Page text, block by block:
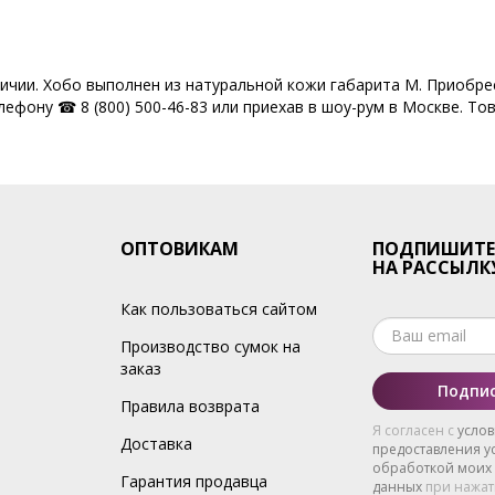
Хобо выполнен из натуральной кожи габарита M.
☎ 8 (800) 500-46-83 или приехав в шоу-рум в Москве.
ОПТОВИКАМ
Как пользоваться сайтом
Производство сумок на
заказ
Правила возврата
Доставка
Гарантия продавца
НА
Я согласен с
предоставления
обработкой
данныхпри